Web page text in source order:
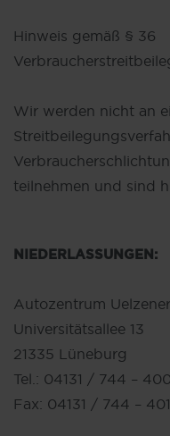
Hinweis gemäß § 36
Wir werden nicht an
teilnehmen und sind
NIEDERLASSUNGEN:
Autozentrum
Universitätsallee 13
21335 Lüneburg
Tel.: 04131 / 744 – 400
Fax: 04131 / 744 – 401